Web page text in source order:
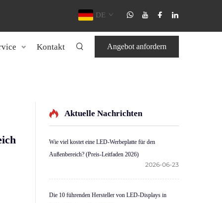
DE
Kontakt Angebot anfordern
Aktuelle Nachrichten
Wie viel kostet eine LED-Werbeplatte für den
Außenbereich? (Preis-Leitfaden 2026)
2026-06-23
Die 10 führenden Hersteller von LED-Displays in